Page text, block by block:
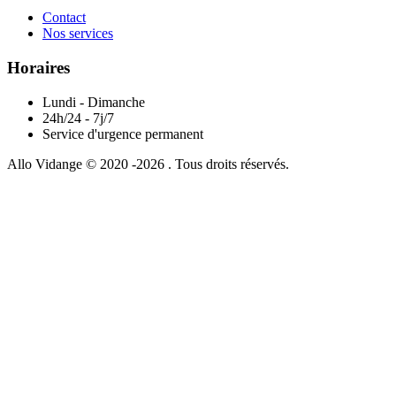
Contact
Nos services
Horaires
Lundi - Dimanche
24h/24 - 7j/7
Service d'urgence permanent
Allo Vidange © 2020 -2026 . Tous droits réservés.